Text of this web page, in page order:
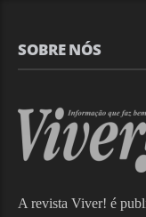
SOBRE NÓS
A revista Viver! é